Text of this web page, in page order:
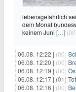
lebensgefährlich
dem Monat
keinem Juni […]
06.08. 12:22 | (00)
06.08. 12:20 | (00)
06.08. 12:19 | (00)
06.08. 12:17 | (01)
06.08. 12:16 | (00)